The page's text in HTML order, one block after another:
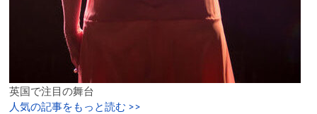
英国で注目の舞台
人気の記事をもっと読む >>